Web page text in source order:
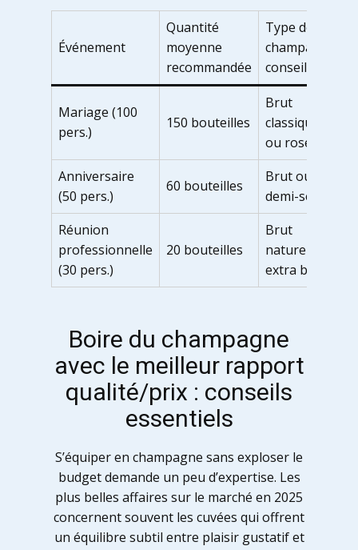
Événement
Quantité
moyenne
recommandée
Type de
champagne
conseillé
Mariage (100
pers.)
150 bouteilles
Brut
classique
ou rosé
Anniversaire
(50 pers.)
60 bouteilles
Brut ou
demi-sec
Réunion
professionnelle
(30 pers.)
20 bouteilles
Brut
nature ou
extra brut
Boire du champagne
avec le meilleur rapport
qualité/prix : conseils
essentiels
S’équiper en champagne sans exploser le
budget demande un peu d’expertise. Les
plus belles affaires sur le marché en 2025
concernent souvent les cuvées qui offrent
un équilibre subtil entre plaisir gustatif et